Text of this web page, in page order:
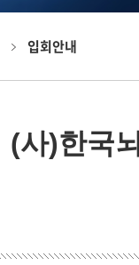
입회안내
(사)한국